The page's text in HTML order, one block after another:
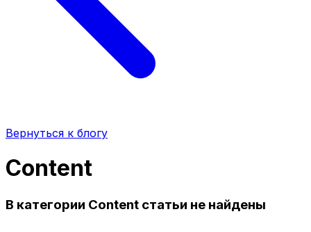
Вернуться к блогу
Content
В категории Content статьи не найдены